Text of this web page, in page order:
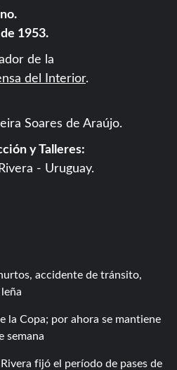
1953.
de la
del Interior.
Soares de Araújo.
y Talleres:
- Uruguay.
accidente de tránsito,
la Copa; por ahora se mantiene
semana
fijó el período de pases de